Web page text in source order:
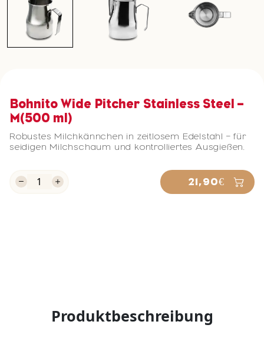
Bohnito Wide Pitcher Stainless Steel –
M(500 ml)
Robustes Milchkännchen in zeitlosem Edelstahl – für
seidigen Milchschaum und kontrolliertes Ausgießen.
21,90€
Produktbeschreibung